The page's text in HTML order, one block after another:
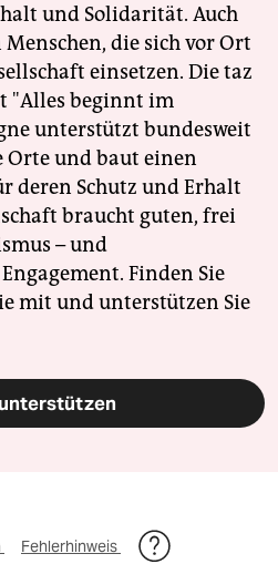
und Solidarität. Auch
die sich vor Ort
einsetzen. Die taz
"Alles beginnt im
unterstützt bundesweit
Orte und baut einen
deren Schutz und Erhalt
braucht guten, frei
– und
Finden Sie
mit und unterstützen Sie
Fehlerhinweis